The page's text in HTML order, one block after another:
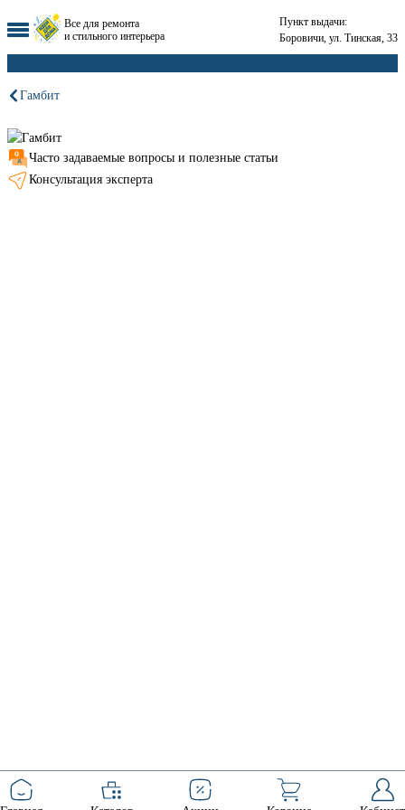
Все для ремонта
и стильного интерьера
Пункт выдачи:
Боровичи, ул. Тинская, 33
Гамбит
Часто задаваемые вопросы и полезные статьи
Консультация эксперта